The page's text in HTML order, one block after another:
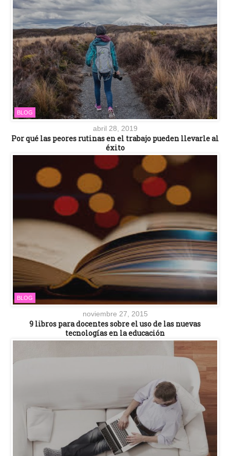
BLOG
abril 28, 2019
Por qué las peores rutinas en el trabajo pueden llevarle al
éxito
BLOG
noviembre 27, 2015
9 libros para docentes sobre el uso de las nuevas
tecnologías en la educación